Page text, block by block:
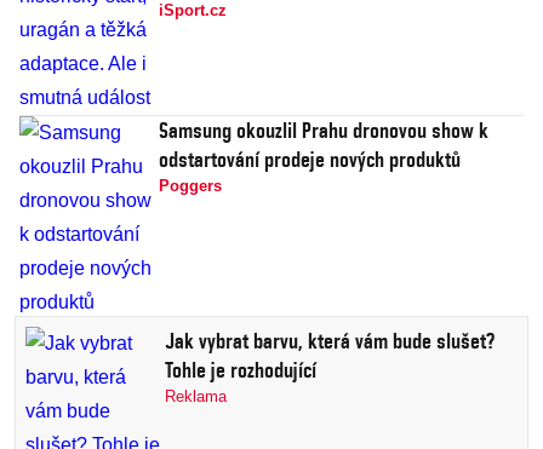
iSport.cz
Samsung okouzlil Prahu dronovou show k
odstartování prodeje nových produktů
Poggers
Jak vybrat barvu, která vám bude slušet?
Tohle je rozhodující
Reklama